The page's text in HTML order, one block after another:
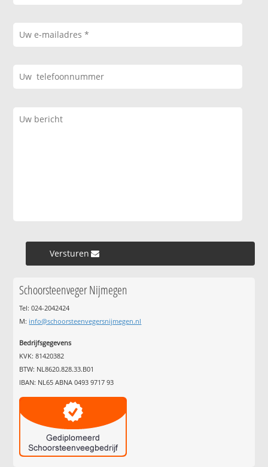
Versturen »
Schoorsteenveger Nijmegen
Tel: 024-2042424
M: info@schoorsteenvegersnijmegen.nl
Bedrijfsgegevens
KVK: 81420382
BTW: NL8620.828.33.B01
IBAN: NL65 ABNA 0493 9717 93